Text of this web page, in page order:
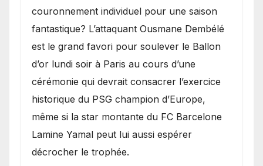
couronnement individuel pour une saison
fantastique? L’attaquant Ousmane Dembélé
est le grand favori pour soulever le Ballon
d’or lundi soir à Paris au cours d’une
cérémonie qui devrait consacrer l’exercice
historique du PSG champion d’Europe,
même si la star montante du FC Barcelone
Lamine Yamal peut lui aussi espérer
décrocher le trophée.